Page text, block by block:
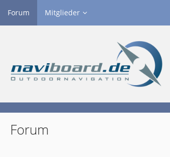
Forum Mitglieder
Forum